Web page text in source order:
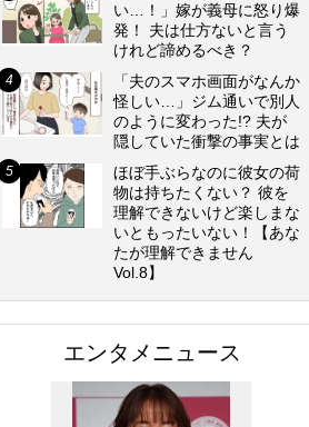
い…！」嫁が義母に怒り爆
発！ 夫は仕方ないと言う
けれど諦めるべき？
「夫のスマホ画面がなんか
怪しい…」ジム通いで別人
のように変わった!? 夫が
隠していた衝撃の事実とは
ほぼ手ぶらなのに彼女の荷
物は持ちたくない？ 彼を
理解できないけど楽しまな
いともったいない！【あな
たが理解できません
Vol.8】
エンタメニュース